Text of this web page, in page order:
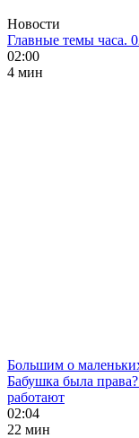
Новости
Главные темы часа.
02:00
4 мин
Большим о
Бабушка была
работают
02:04
22 мин